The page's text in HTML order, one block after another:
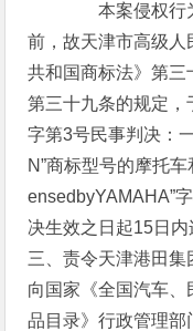
本案侵权行为
前，故天津市高级人
共和国商标法》第三
第三十九条的规定
字第3号民事判决：
N”商标型号的摩托
ensedbyYAMAHA”
决生效之日起15日内
三、责令天津港田集
向国家《全国汽车
品目录》行政管理部